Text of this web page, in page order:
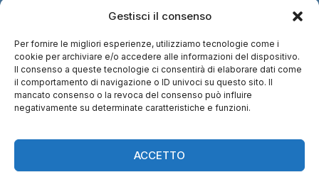
Gestisci il consenso
Per fornire le migliori esperienze, utilizziamo tecnologie come i
cookie per archiviare e/o accedere alle informazioni del dispositivo.
Il consenso a queste tecnologie ci consentirà di elaborare dati come
il comportamento di navigazione o ID univoci su questo sito. Il
mancato consenso o la revoca del consenso può influire
negativamente su determinate caratteristiche e funzioni.
ACCETTO
SEGUICI SUI SOCIAL
CI TROVI ANCHE SU: